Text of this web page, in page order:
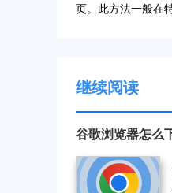
页。此方法一般在
继续阅读
谷歌浏览器怎么